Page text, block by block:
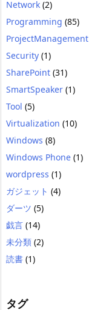
Network (2)
Programming (85)
ProjectManagement
Security (1)
SharePoint (31)
SmartSpeaker (1)
Tool (5)
Virtualization (10)
Windows (8)
Windows Phone (1)
wordpress (1)
ガジェット (4)
ダーツ (5)
戯言 (14)
未分類 (2)
読書 (1)
タグ